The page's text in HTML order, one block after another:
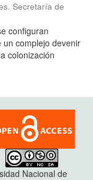
Secretaría de
configuran
complejo devenir
colonización
Nacional de